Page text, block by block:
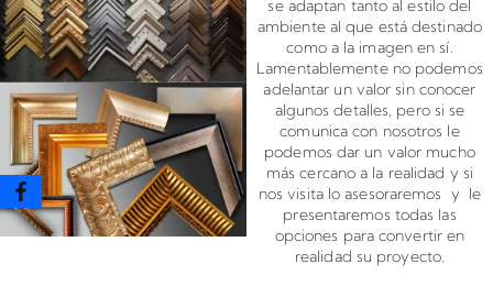
se adaptan tanto al estilo del
ambiente al que está destinado
como a la imagen en sí.
Lamentablemente no podemos
adelantar un valor sin conocer
algunos detalles, pero si se
comunica con nosotros le
podemos dar un valor mucho
más cercano a la realidad y si
nos visita lo asesoraremos y le
presentaremos todas las
opciones para convertir en
realidad su proyecto.